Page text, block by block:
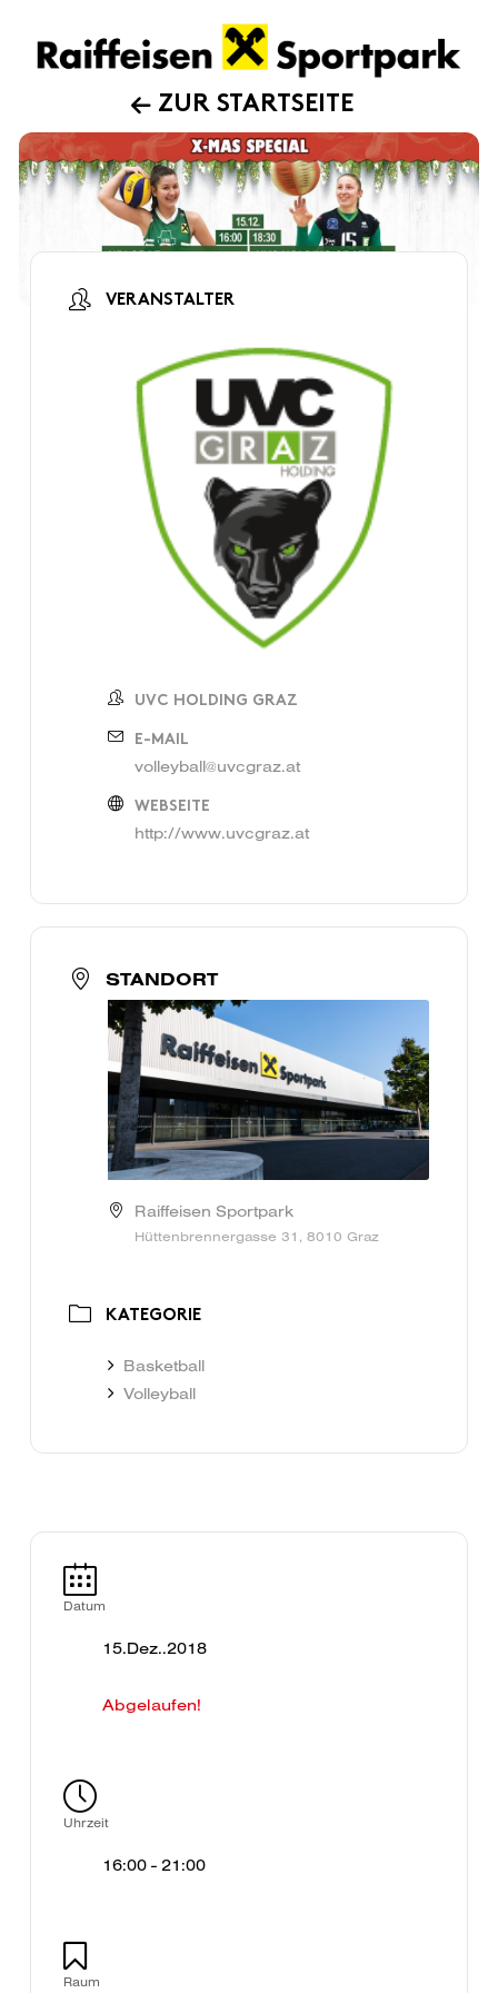
ZUR STARTSEITE
VERANSTALTER
UVC HOLDING GRAZ
E-MAIL
volleyball@uvcgraz.at
WEBSEITE
http://www.uvcgraz.at
STANDORT
Raiffeisen Sportpark
Hüttenbrennergasse 31, 8010 Graz
KATEGORIE
Basketball
Volleyball
Datum
15.Dez..2018
Abgelaufen!
Uhrzeit
16:00 - 21:00
Raum